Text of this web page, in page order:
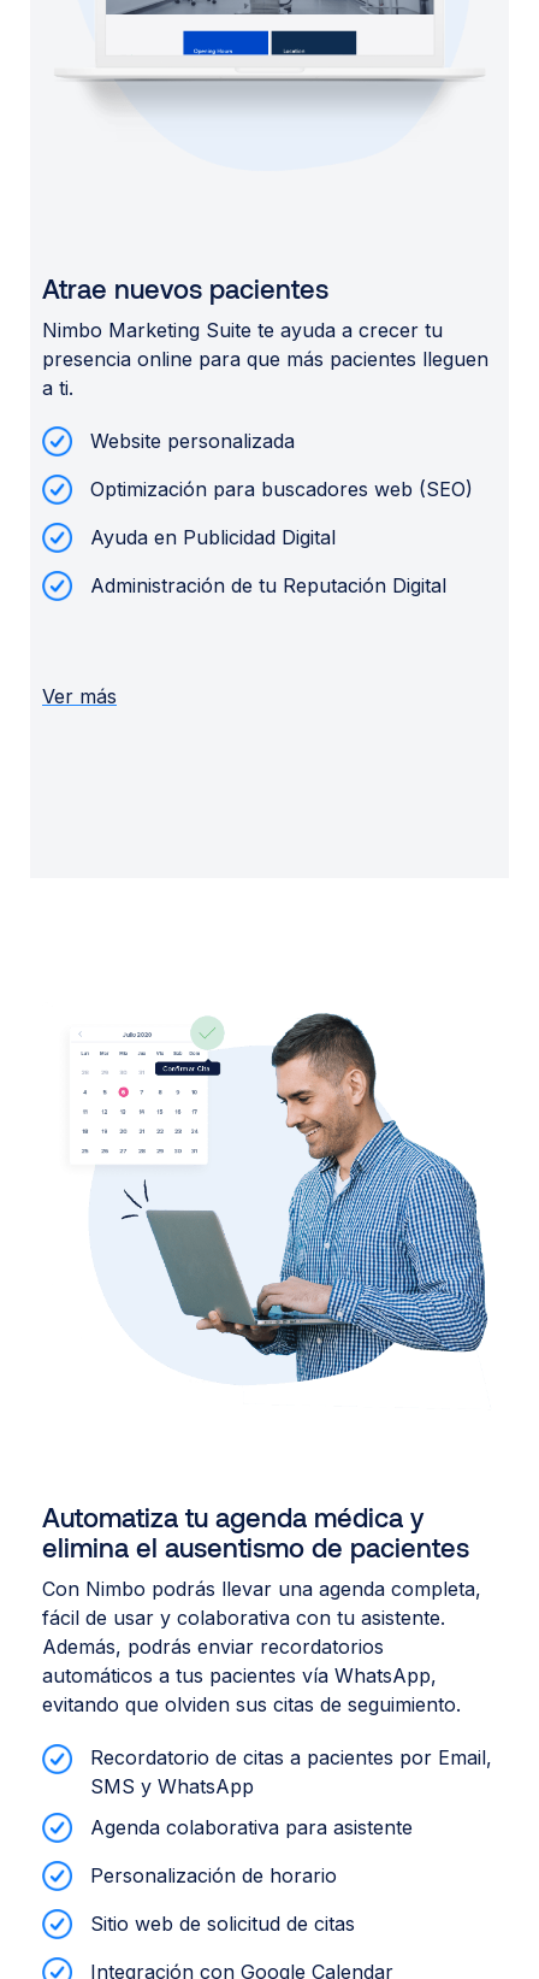
Atrae nuevos pacientes
Nimbo Marketing Suite te ayuda a crecer tu
presencia online para que más pacientes lleguen
a ti.
Website personalizada
Optimización para buscadores web (SEO)
Ayuda en Publicidad Digital
Administración de tu Reputación Digital
Ver más
Automatiza tu agenda médica y
elimina el ausentismo de pacientes
Con Nimbo podrás llevar una agenda completa,
fácil de usar y colaborativa con tu asistente.
Además, podrás enviar recordatorios
automáticos a tus pacientes vía WhatsApp,
evitando que olviden sus citas de seguimiento.
Recordatorio de citas a pacientes por Email,
SMS y WhatsApp
Agenda colaborativa para asistente
Personalización de horario
Sitio web de solicitud de citas
Integración con Google Calendar